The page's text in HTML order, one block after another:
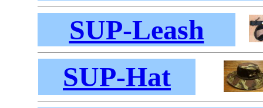
SUP-Leash
SUP-Hat